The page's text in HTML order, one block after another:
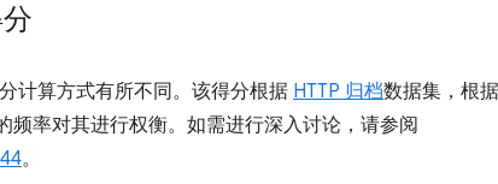
计算方式有所不同。该得分根据 HTTP 归档数据集，根
频率对其进行权衡。如需进行深入讨论，请参阅
。